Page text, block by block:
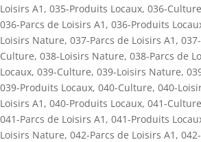
Loisirs A1 , 035-Produits Locaux, 036-Culture
036-Parcs de Loisirs A1 , 036-Produits
Loisirs Nature, 037-Parcs de Loisirs A1 ,
Culture, 038-Loisirs Nature, 038-Parcs de
Locaux, 039-Culture, 039-Loisirs Nature,
039-Produits Locaux, 040-Culture, 040-
Loisirs A1 , 040-Produits Locaux, 041-Culture
041-Parcs de Loisirs A1 , 041-Produits
Loisirs Nature, 042-Parcs de Loisirs A1 ,